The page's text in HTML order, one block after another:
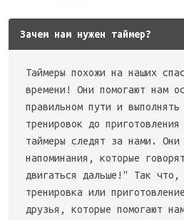
Зачем нам нужен таймер?
Таймеры похожи на наших
времени! Они помогают нам
правильном пути и
тренировок до
таймеры следят за нами. Они
напоминания, которые
двигаться дальше!" Так что,
тренировка или
друзья, которые помогают